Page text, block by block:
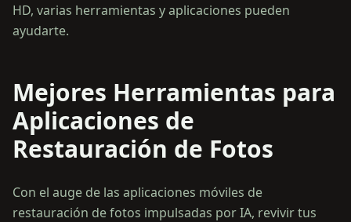
HD, varias herramientas y aplicaciones pueden
ayudarte.
Mejores Herramientas para
Aplicaciones de
Restauración de Fotos
Con el auge de las aplicaciones móviles de
restauración de fotos impulsadas por IA, revivir tus